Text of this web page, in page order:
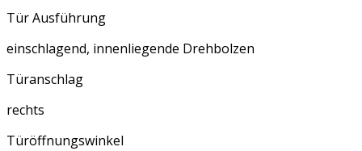
Tür Ausführung
einschlagend, innenliegende Drehbolzen
Türanschlag
rechts
Türöffnungswinkel